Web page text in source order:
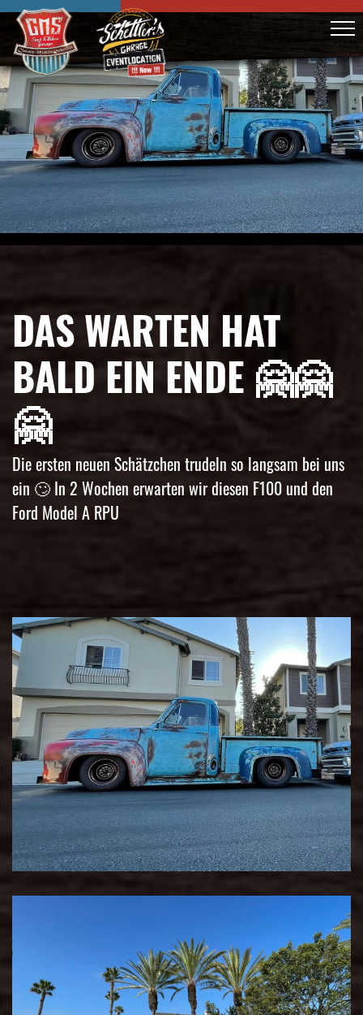
DAS WARTEN HAT
BALD EIN ENDE 🤗🤗
🤗
Die ersten neuen Schätzchen trudeln so langsam bei uns
ein 🙄 In 2 Wochen erwarten wir diesen F100 und den
Ford Model A RPU